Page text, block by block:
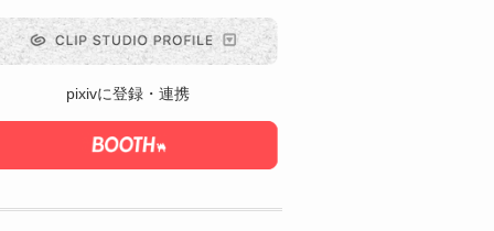
pixivに登録・連携